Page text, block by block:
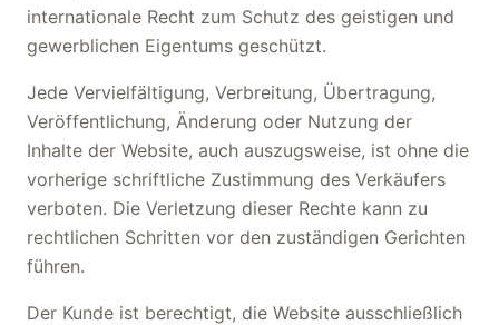
internationale Recht zum Schutz des geistigen und
gewerblichen Eigentums geschützt.
Jede Vervielfältigung, Verbreitung, Übertragung,
Veröffentlichung, Änderung oder Nutzung der
Inhalte der Website, auch auszugsweise, ist ohne die
vorherige schriftliche Zustimmung des Verkäufers
verboten. Die Verletzung dieser Rechte kann zu
rechtlichen Schritten vor den zuständigen Gerichten
führen.
Der Kunde ist berechtigt, die Website ausschließlich